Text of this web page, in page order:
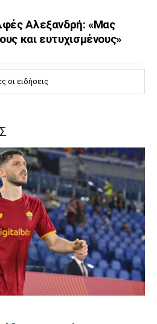
Αλεξανδρή: «Μας
και ευτυχισμένους»
νέος προπονητής της
του Κόστιτς
εξάντληση τα εισιτήρια
ΤΣΣΚΑ 1948
απόφαση της
οι ειδήσεις